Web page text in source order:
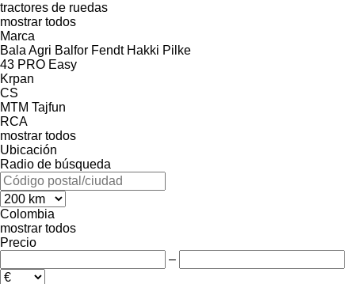
tractores de ruedas
mostrar todos
Marca
Bala Agri Balfor Fendt Hakki Pilke
43 PRO Easy
Krpan
CS
MTM Tajfun
RCA
mostrar todos
Ubicación
Radio de búsqueda
Colombia
mostrar todos
Precio
–